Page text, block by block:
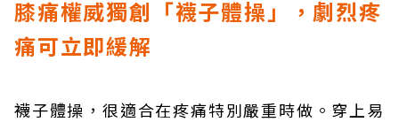
膝痛權威獨創「襪子體操」，劇烈疼
痛可立即緩解
襪子體操，很適合在疼痛特別嚴重時做。穿上易